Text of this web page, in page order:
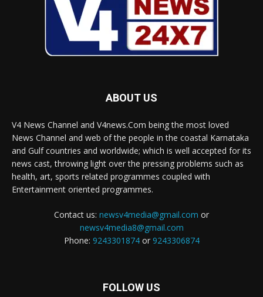
ABOUT US
V4 News Channel and V4news.Com being the most loved
News Channel and web of the people in the coastal Karnataka
and Gulf countries and worldwide; which is well accepted for its
news cast, throwing light over the pressing problems such as
health, art, sports related programmes coupled with
Entertainment oriented programmes.
Contact us: newsv4media@gmail.com or
newsv4media8@gmail.com
Phone: 9243301874or 9243306874
FOLLOW US